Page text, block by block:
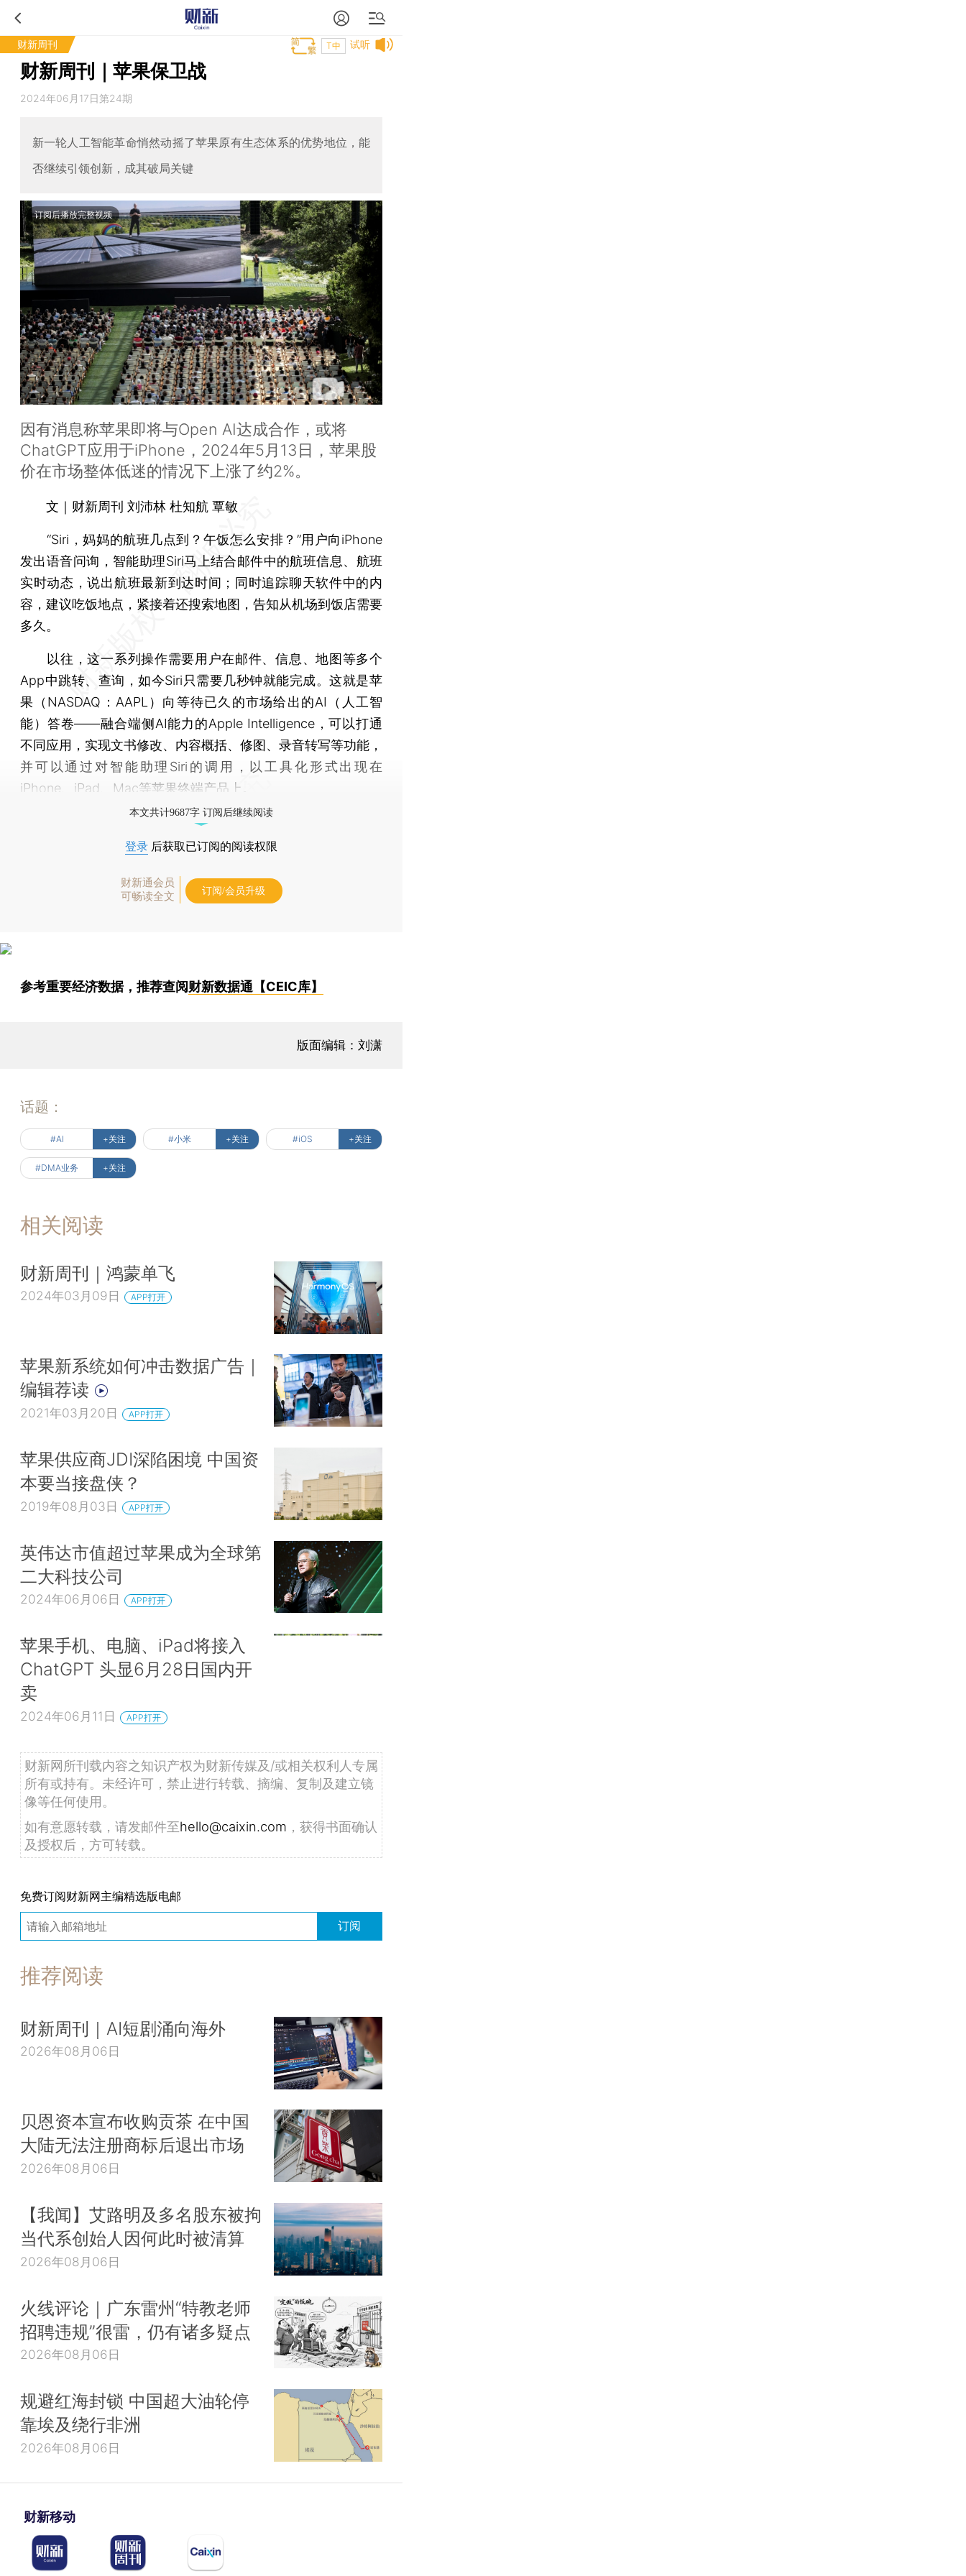
财新周刊 试听
T中
财新周刊｜苹果保卫战
2024年06月17日第24期
新一轮人工智能革命悄然动摇了苹果原有生态体系的优势地位，能
否继续引领创新，成其破局关键
订阅后播放完整视频
因有消息称苹果即将与Open AI达成合作，或将
ChatGPT应用于iPhone，2024年5月13日，苹果股
价在市场整体低迷的情况下上涨了约2%。
文｜财新周刊 刘沛林 杜知航 覃敏
“Siri，妈妈的航班几点到？午饭怎么安排？”用户向iPhone
发出语音问询，智能助理Siri马上结合邮件中的航班信息、航班
实时动态，说出航班最新到达时间；同时追踪聊天软件中的内
容，建议吃饭地点，紧接着还搜索地图，告知从机场到饭店需要
多久。
以往，这一系列操作需要用户在邮件、信息、地图等多个
App中跳转、查询，如今Siri只需要几秒钟就能完成。这就是苹
果（NASDAQ：AAPL）向等待已久的市场给出的AI（人工智
能）答卷——融合端侧AI能力的Apple Intelligence，可以打通
不同应用，实现文书修改、内容概括、修图、录音转写等功能，
并可以通过对智能助理Siri的调用，以工具化形式出现在
iPhone、iPad、Mac等苹果终端产品上。
本文共计9687字 订阅后继续阅读
登录 后获取已订阅的阅读权限
财新通会员
可畅读全文
订阅/会员升级
参考重要经济数据，推荐查阅财新数据通【CEIC库】
版面编辑：刘潇
话题：
#AI +关注 #小米 +关注 #iOS +关注
#DMA业务 +关注
相关阅读
财新周刊｜鸿蒙单飞
2024年03月09日 APP打开
苹果新系统如何冲击数据广告｜
编辑荐读
2021年03月20日 APP打开
苹果供应商JDI深陷困境 中国资
本要当接盘侠？
2019年08月03日 APP打开
英伟达市值超过苹果成为全球第
二大科技公司
2024年06月06日 APP打开
苹果手机、电脑、iPad将接入
ChatGPT 头显6月28日国内开
卖
2024年06月11日 APP打开
财新网所刊载内容之知识产权为财新传媒及/或相关权利人专属
所有或持有。未经许可，禁止进行转载、摘编、复制及建立镜
像等任何使用。
如有意愿转载，请发邮件至hello@caixin.com ，获得书面确认
及授权后，方可转载。
免费订阅财新网主编精选版电邮
订阅
推荐阅读
财新周刊｜AI短剧涌向海外
2026年08月06日
贝恩资本宣布收购贡茶 在中国
大陆无法注册商标后退出市场
2026年08月06日
【我闻】艾路明及多名股东被拘
当代系创始人因何此时被清算
2026年08月06日
火线评论｜广东雷州“特教老师
招聘违规”很雷，仍有诸多疑点
2026年08月06日
规避红海封锁 中国超大油轮停
靠埃及绕行非洲
2026年08月06日
财新移动